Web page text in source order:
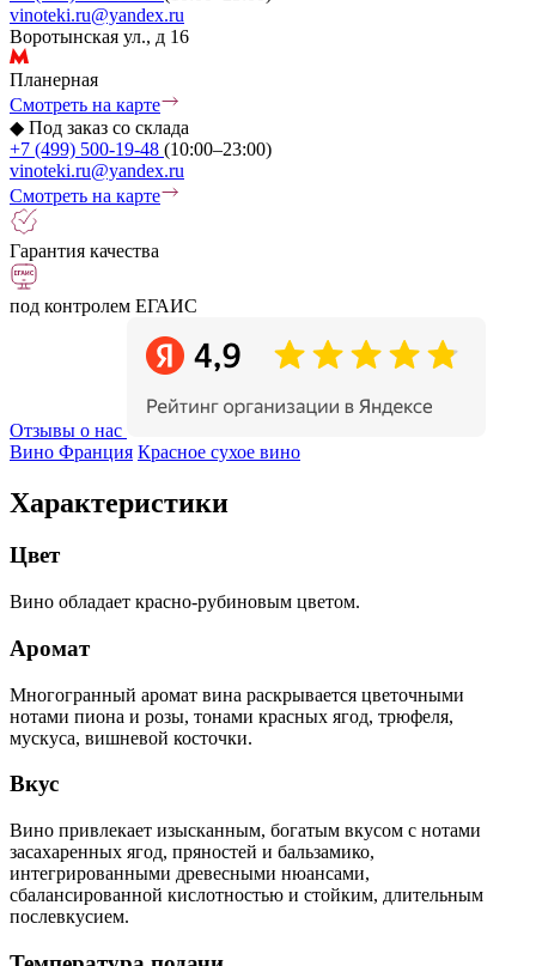
vinoteki.ru@yandex.ru
Воротынская ул., д 16
Планерная
Смотреть на карте
◆ Под заказ со склада
+7 (499) 500-19-48 (10:00–23:00)
vinoteki.ru@yandex.ru
Смотреть на карте
Гарантия качества
под контролем ЕГАИС
Отзывы о нас
Вино Франция Красное сухое вино
Характеристики
Цвет
Вино обладает красно-рубиновым цветом.
Аромат
Многогранный аромат вина раскрывается цветочными
нотами пиона и розы, тонами красных ягод, трюфеля,
мускуса, вишневой косточки.
Вкус
Вино привлекает изысканным, богатым вкусом с нотами
засахаренных ягод, пряностей и бальзамико,
интегрированными древесными нюансами,
сбалансированной кислотностью и стойким, длительным
послевкусием.